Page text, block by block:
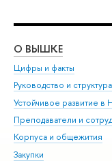
О ВЫШКЕ
Цифры и факты
Руководство и структура
Устойчивое развитие
Преподаватели и
Корпуса и общежития
Закупки